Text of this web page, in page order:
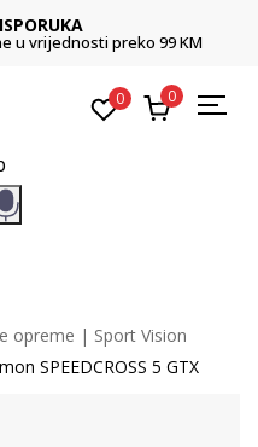
u vrijednosti preko 99 KM
0 0
opreme | Sport Vision
SPEEDCROSS 5 GTX